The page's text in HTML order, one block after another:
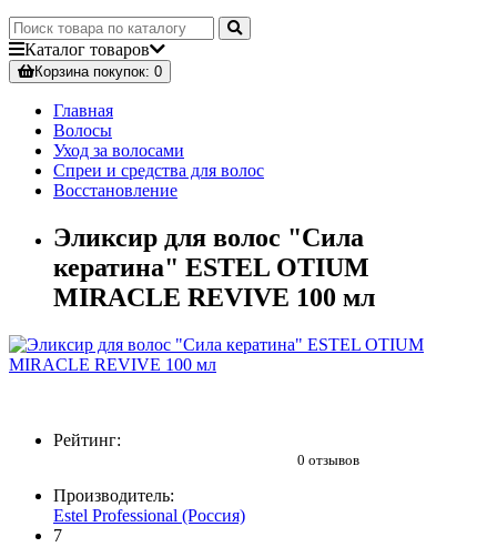
Каталог товаров
Корзинапокупок: 0
Главная
Волосы
Уход за волосами
Спреи и средства для волос
Восстановление
Эликсир для волос "Сила
кератина" ESTEL OTIUM
MIRACLE REVIVE 100 мл
Рейтинг:
0 отзывов
Производитель:
Estel Professional (Россия)
7